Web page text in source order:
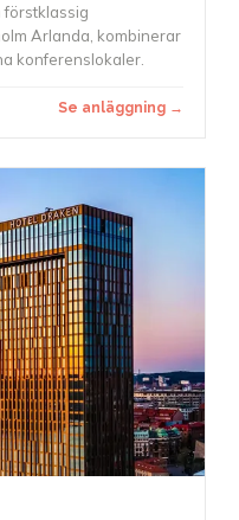
förstklassig
Arlanda, kombinerar
konferenslokaler.
Se anläggning →